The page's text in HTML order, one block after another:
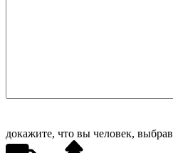
докажите, что вы человек, выбрав